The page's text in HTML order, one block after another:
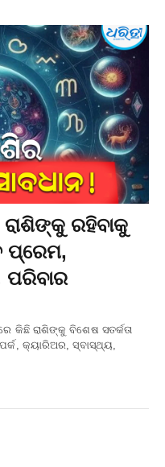
ରହିବାକୁ
ପ୍ରେମ,
ପରିବାର
କିଛି ରାଶିଙ୍କୁ ବିଶେଷ ସତର୍କତା
କ୍ୟାରିଅର, ସ୍ବାସ୍ଥ୍ୟ,